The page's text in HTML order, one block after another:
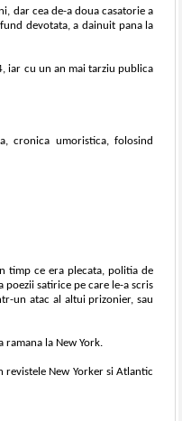
dar cea de-a doua casatorie a
devotata, a dainuit pana la
iar cu un an mai tarziu publica
cronica umoristica, folosind
timp ce era plecata, politia de
satirice pe care le-a scris
un atac al altui prizonier, sau
la New York.
New Yorker si Atlantic